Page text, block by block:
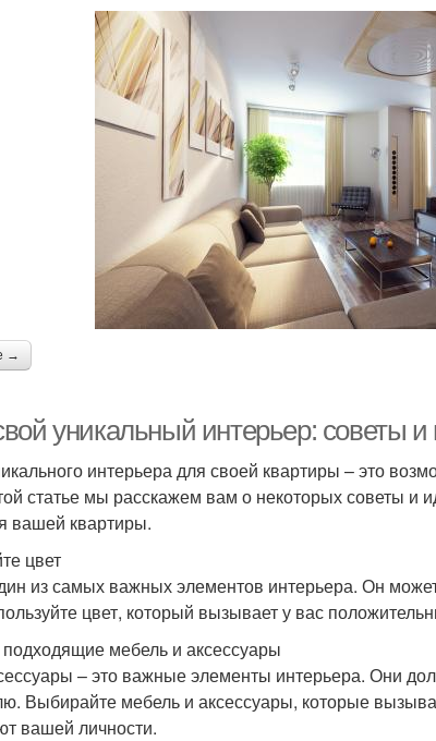
→
уникальный интерьер: советы
интерьера для своей квартиры – это
статье мы расскажем вам о некоторых советы и
вашей квартиры.
цвет
из самых важных элементов интерьера. Он
цвет, который вызывает у вас
мебель и аксессуары
– это важные элементы интерьера. Они
Выбирайте мебель и аксессуары, которые
вашей личности.